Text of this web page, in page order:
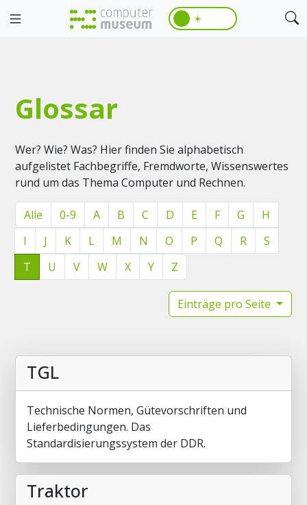
☀️
Glossar
Wer? Wie? Was? Hier finden Sie alphabetisch
aufgelistet Fachbegriffe, Fremdworte, Wissenswertes
rund um das Thema Computer und Rechnen.
Alle 0-9 A B C D E F G
H
I
J K L M N O P Q R
S
T
U V W X Y Z
Einträge pro Seite
TGL
Technische Normen, Gütevorschriften und
Lieferbedingungen. Das
Standardisierungssystem der DDR.
Traktor